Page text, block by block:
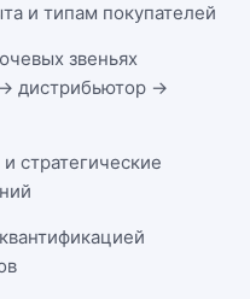
и типам покупателей
звеньях
дистрибьютор →
стратегические